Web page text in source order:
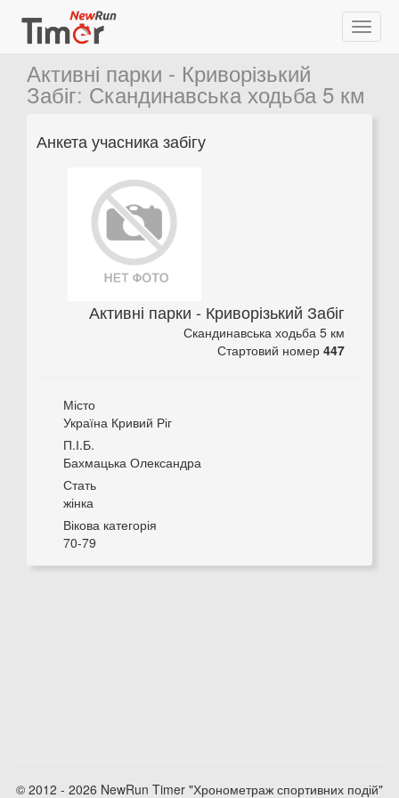
Активні парки - Криворізький
Забіг: Скандинавська ходьба 5 км
Анкета учасника забігу
Активні парки - Криворізький Забіг
Скандинавська ходьба 5 км
Стартовий номер 447
Місто
Україна Кривий Ріг
П.І.Б.
Бахмацька Олександра
Стать
жінка
Вікова категорія
70-79
© 2012 - 2026 NewRun Timer "Хронометраж спортивних подій"